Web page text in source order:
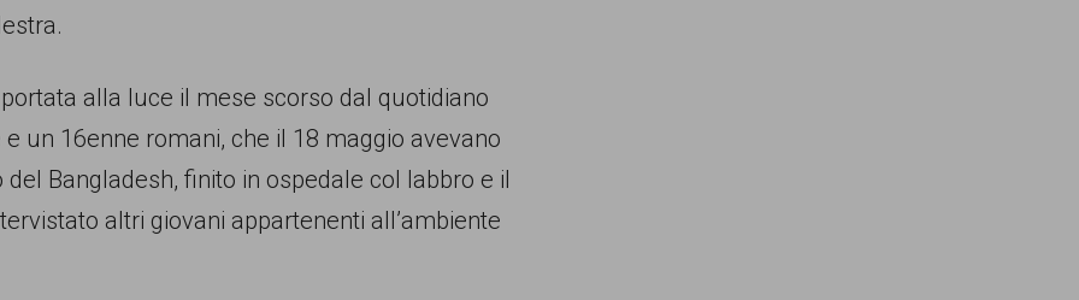
alla luce il mese scorso dal quotidiano
un 16enne romani, che il 18 maggio avevano
Bangladesh, finito in ospedale col labbro e il
altri giovani appartenenti all’ambiente